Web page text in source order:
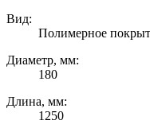
Вид:
Полимерное
Диаметр, мм:
180
Длина, мм:
1250